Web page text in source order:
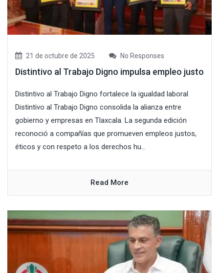
21 de octubre de 2025 No Responses
Distintivo al Trabajo Digno impulsa empleo justo
Distintivo al Trabajo Digno fortalece la igualdad laboral
Distintivo al Trabajo Digno consolida la alianza entre
gobierno y empresas en Tlaxcala. La segunda edición
reconoció a compañías que promueven empleos justos,
éticos y con respeto a los derechos hu...
Read More